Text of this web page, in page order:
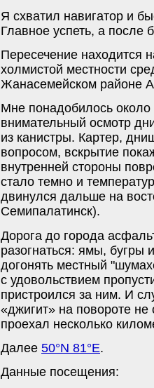
Я схватил навигатор и
Главное успеть, а после
Пересечение находится
холмистой местности
Жанасемейском районе
Мне понадобилось около
внимательный осмотр
из канистры. Картер,
вопросом, вскрытие
внутренней стороны
стало темно и
двинулся дальше на
Семипалатинск).
Дорога до города
разогнаться: ямы,
догонять местный
с удовольствием
пристроился за ним. И
«джигит» на повороте
проехал несколько
Далее 50°N 81°E.
Данные посещения: